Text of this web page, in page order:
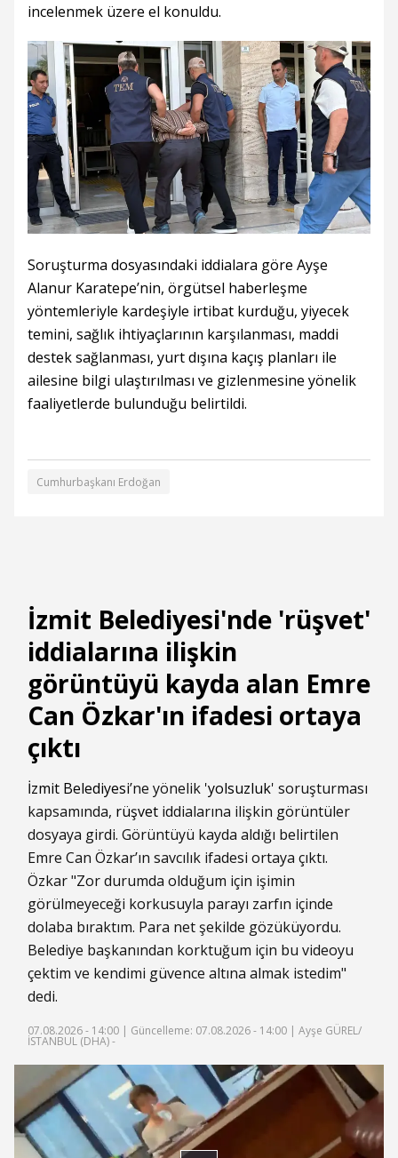
incelenmek üzere el konuldu.
Soruşturma dosyasındaki iddialara göre Ayşe
Alanur Karatepe’nin, örgütsel haberleşme
yöntemleriyle kardeşiyle irtibat kurduğu, yiyecek
temini, sağlık ihtiyaçlarının karşılanması, maddi
destek sağlanması, yurt dışına kaçış planları ile
ailesine bilgi ulaştırılması ve gizlenmesine yönelik
faaliyetlerde bulunduğu belirtildi.
Cumhurbaşkanı Erdoğan
İzmit Belediyesi'nde 'rüşvet'
iddialarına ilişkin
görüntüyü kayda alan Emre
Can Özkar'ın ifadesi ortaya
çıktı
İzmit Belediyesi’ne yönelik 'yolsuzluk' soruşturması
kapsamında, rüşvet iddialarına ilişkin görüntüler
dosyaya girdi. Görüntüyü kayda aldığı belirtilen
Emre Can Özkar’ın savcılık ifadesi ortaya çıktı.
Özkar "Zor durumda olduğum için işimin
görülmeyeceği korkusuyla parayı zarfın içinde
dolaba bıraktım. Para net şekilde gözüküyordu.
Belediye başkanından korktuğum için bu videoyu
çektim ve kendimi güvence altına almak istedim"
dedi.
07.08.2026 - 14:00 | Güncelleme: 07.08.2026 - 14:00 | Ayşe GÜREL/
İSTANBUL (DHA) -